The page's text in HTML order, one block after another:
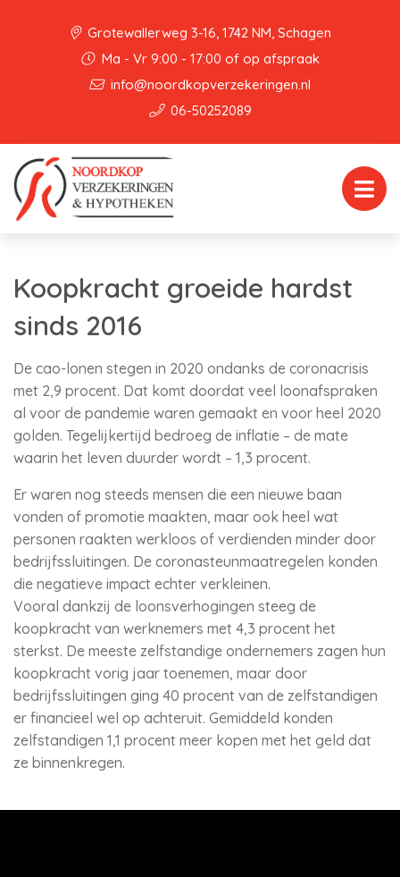
Grotewallerweg 3-16, 1742 NM, Schagen
Ma - Vr 9:00 - 17:00 of op afspraak
info@noordkopverzekeringen.nl
06-50252089
Koopkracht groeide hardst
sinds 2016
De cao-lonen stegen in 2020 ondanks de coronacrisis
met 2,9 procent. Dat komt doordat veel loonafspraken
al voor de pandemie waren gemaakt en voor heel 2020
golden. Tegelijkertijd bedroeg de inflatie – de mate
waarin het leven duurder wordt – 1,3 procent.
Er waren nog steeds mensen die een nieuwe baan
vonden of promotie maakten, maar ook heel wat
personen raakten werkloos of verdienden minder door
bedrijfssluitingen. De coronasteunmaatregelen konden
die negatieve impact echter verkleinen.
Vooral dankzij de loonsverhogingen steeg de
koopkracht van werknemers met 4,3 procent het
sterkst. De meeste zelfstandige ondernemers zagen hun
koopkracht vorig jaar toenemen, maar door
bedrijfssluitingen ging 40 procent van de zelfstandigen
er financieel wel op achteruit. Gemiddeld konden
zelfstandigen 1,1 procent meer kopen met het geld dat
ze binnenkregen.